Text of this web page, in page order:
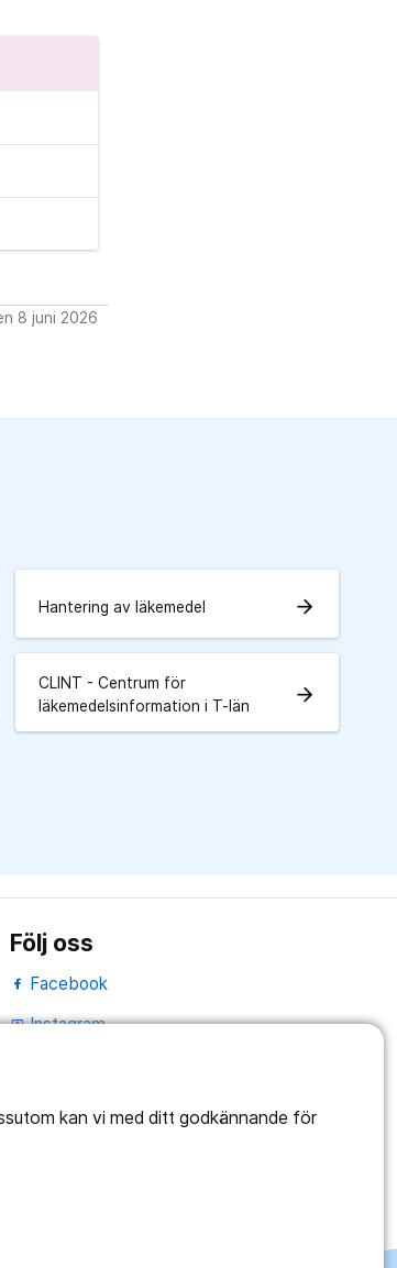
kan vi med ditt godkännande för
8 juni 2026
Hantering av läkemedel arrow_forward
CLINT - Centrum för
läkemedelsinformation i T-län
arrow_forward
Följ oss
Facebook
portraitInstagram